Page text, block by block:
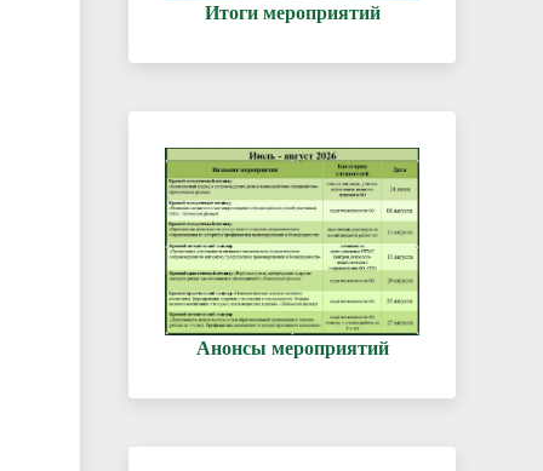
Итоги мероприятий
Анонсы мероприятий